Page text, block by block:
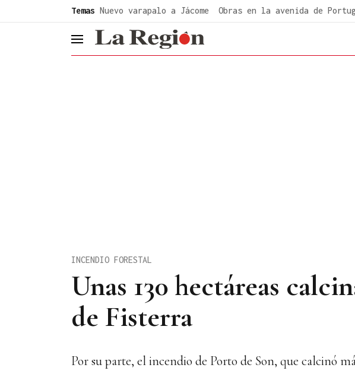
Temas Nuevo varapalo a Jácome Obras en la avenida de
header.menu.open
Unas 130 hectáreas
de Fisterra
INCENDIO FORESTAL
Por su parte, el incendio de Porto de Son, que calcinó